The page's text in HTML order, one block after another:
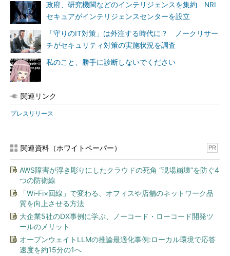
政府、研究機関などのインテリジェンスを集約 NRI
セキュアがインテリジェンスセンターを設立
「守りのIT対策」は外注する時代に？ ノークリサー
チがセキュリティ対策の実施状況を調査
私のこと、勝手に診断しないでください
関連リンク
プレスリリース
関連資料（ホワイトペーパー） PR
AWS障害が浮き彫りにしたクラウドの死角 “現場崩壊”を防ぐ4
つの防衛線
「Wi-Fi×回線」で変わる、オフィスや店舗のネットワーク品
質を向上させる方法
大企業5社のDX事例に学ぶ、ノーコード・ローコード開発ツ
ールのメリット
オープンウェイトLLMの推論最適化事例:ローカル環境で応答
速度を約15分の1へ